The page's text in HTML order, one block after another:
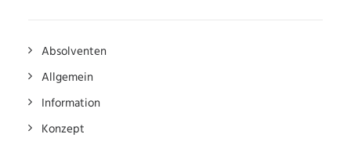
Absolventen
Allgemein
Information
Konzept